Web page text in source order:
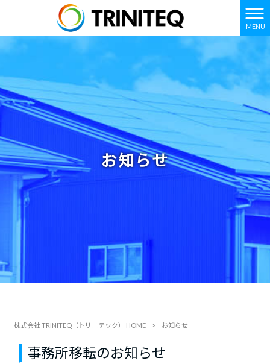
MENU
お知らせ
株式会社 TRINITEQ（トリニテック） HOME > お知らせ
事務所移転のお知らせ